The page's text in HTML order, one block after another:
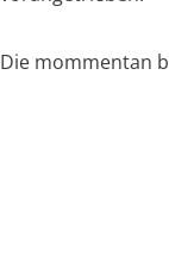
Die mommentan